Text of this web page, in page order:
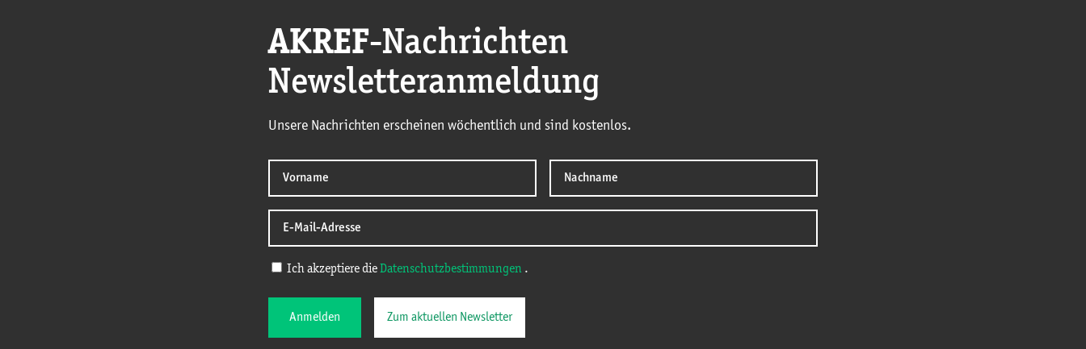
AKREF-Nachrichten
Newsletteranmeldung
Unsere Nachrichten erscheinen wöchentlich und sind kostenlos.
Ich akzeptiere die Datenschutzbestimmungen .
Anmelden Zum aktuellen Newsletter